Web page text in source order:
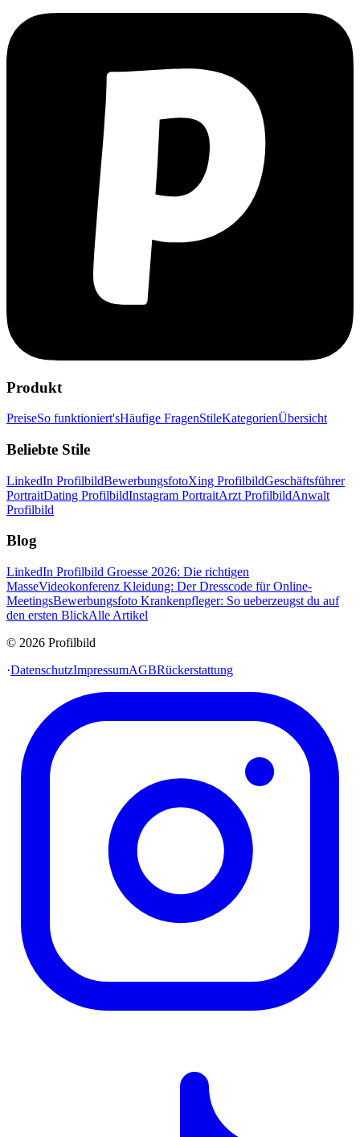
Produkt
PreiseSo funktioniert'sHäufige FragenStileKategorienÜbersicht
Beliebte Stile
LinkedIn ProfilbildBewerbungsfotoXing ProfilbildGeschäftsführer
PortraitDating ProfilbildInstagram PortraitArzt ProfilbildAnwalt
Profilbild
Blog
LinkedIn Profilbild Groesse 2026: Die richtigen
MasseVideokonferenz Kleidung: Der Dresscode für Online-
MeetingsBewerbungsfoto Krankenpfleger: So ueberzeugst du auf
den ersten BlickAlle Artikel
© 2026 Profilbild
·DatenschutzImpressumAGBRückerstattung